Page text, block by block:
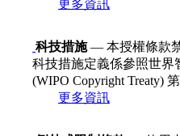
更多資訊
科技措施— 本授權條款
科技措施定義係參照世界
(WIPO Copyright Treaty) 第
更多資訊